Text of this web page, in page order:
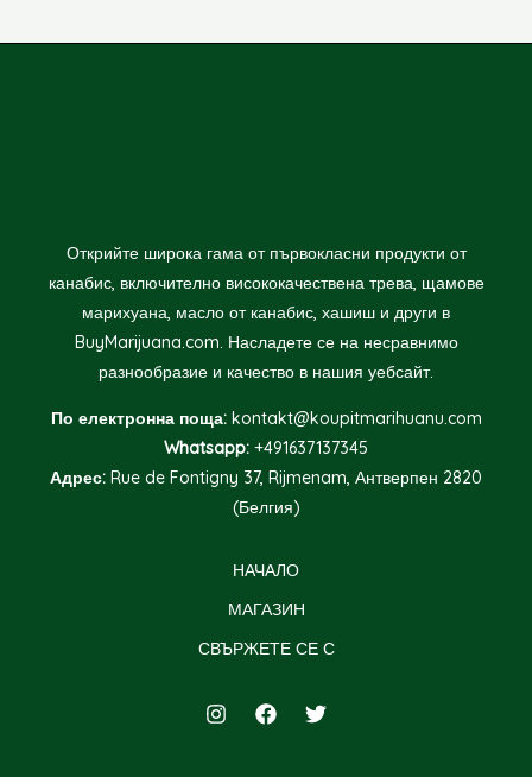
Открийте широка гама от първокласни продукти от
канабис, включително висококачествена трева, щамове
марихуана, масло от канабис, хашиш и други в
BuyMarijuana.com. Насладете се на несравнимо
разнообразие и качество в нашия уебсайт.
По електронна поща: kontakt@koupitmarihuanu.com
Whatsapp: +491637137345
Адрес: Rue de Fontigny 37, Rijmenam, Антверпен 2820
(Белгия)
НАЧАЛО
МАГАЗИН
СВЪРЖЕТЕ СЕ С